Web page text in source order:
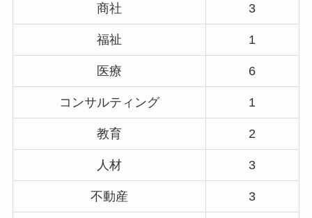
商社 3
福祉 1
医療 6
コンサルティング 1
教育 2
人材 3
不動産 3